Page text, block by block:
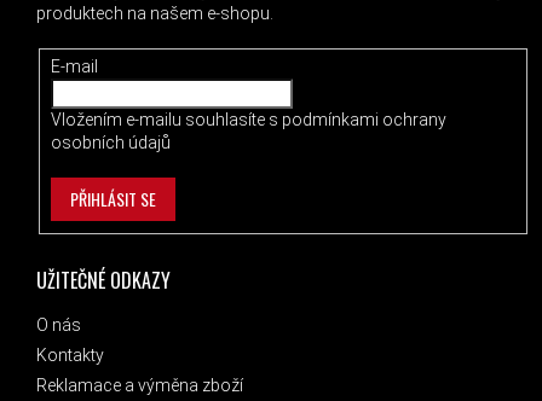
UŽITEČNÉ ODKAZY
O nás
Kontakty
Reklamace a výměna zboží
produktech na našem e-shopu.
E-mail
Vložením e-mailu souhlasíte s podmínkami ochrany
osobních údajů
PŘIHLÁSIT SE